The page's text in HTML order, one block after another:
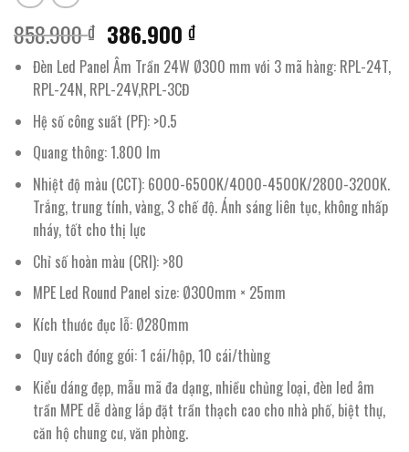
858.900₫ Giá
gốc
là:
858.900 ₫.
386.900₫Giá
hiện
tại
Đèn Led Panel Âm Trần 24W Ø300 mm với 3 mã hàng: RPL-24T,
RPL-24N, RPL-24V,RPL-3CĐ
Hệ số công suất (PF): >0.5
Quang thông: 1.800 lm
Nhiệt độ màu (CCT): 6000-6500K/4000-4500K/2800-3200K.
Trắng, trung tính, vàng, 3 chế độ. Ánh sáng liên tục, không nhấp
nháy, tốt cho thị lực
Chỉ số hoàn màu (CRI): >80
MPE Led Round Panel size: Ø300mm × 25mm
Kích thước đục lỗ: Ø280mm
Quy cách đóng gói: 1 cái/hộp, 10 cái/thùng
Kiểu dáng đẹp, mẫu mã đa dạng, nhiều chủng loại, đèn led âm
trần MPE dễ dàng lắp đặt trần thạch cao cho nhà phố, biệt thự,
căn hộ chung cư, văn phòng.